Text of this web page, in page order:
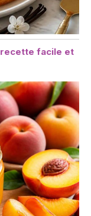
recette facile et